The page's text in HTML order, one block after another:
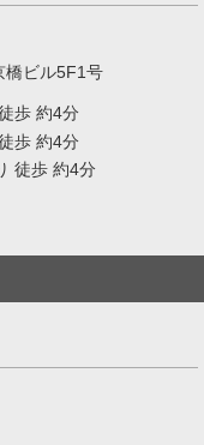
橋ビル5F1号
歩 約4分
歩 約4分
徒歩 約4分